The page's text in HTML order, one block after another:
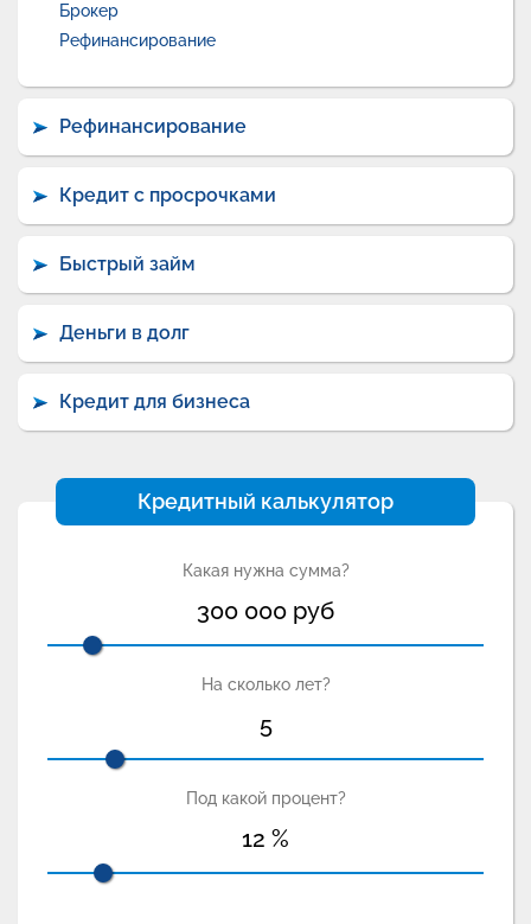
Брокер
Рефинансирование
Рефинансирование
Кредит с просрочками
Быстрый займ
Деньги в долг
Кредит для бизнеса
Кредитный калькулятор
Какая нужна сумма?
300 000 руб
На сколько лет?
5
Под какой процент?
12 %